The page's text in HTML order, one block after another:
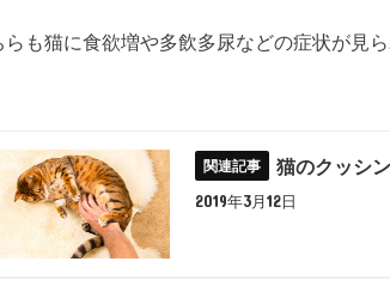
らも猫に食欲増や多飲多尿などの症状が見
猫のクッシ
2019年3月12日